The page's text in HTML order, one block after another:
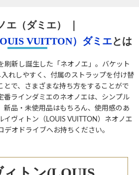
エ（ダミエ）
VUITTON） ダミエとは
刷新し誕生した「ネオノエ」。バケット
れしやすく、付属のストラップを付け替
とで、さまざまな持ち方をすることがで
番ラインダミエのネオノエは、シンプル
新品・未使用品はもちろん、使用感のあ
イヴィトン（LOUIS VUITTON）ネオノエ
デオドライブへお持ちください。